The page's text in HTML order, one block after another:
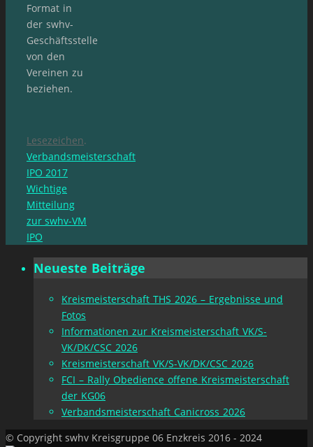
Format in
der swhv-
Geschäftsstelle
von den
Vereinen zu
beziehen.
Lesezeichen.
Verbandsmeisterschaft
IPO 2017
Wichtige
Mitteilung
zur swhv-VM
IPO
Neueste Beiträge
Kreismeisterschaft THS 2026 – Ergebnisse und
Fotos
Informationen zur Kreismeisterschaft VK/S-
VK/DK/CSC 2026
Kreismeisterschaft VK/S-VK/DK/CSC 2026
FCI – Rally Obedience offene Kreismeisterschaft
der KG06
Verbandsmeisterschaft Canicross 2026
© Copyright swhv Kreisgruppe 06 Enzkreis 2016 - 2024